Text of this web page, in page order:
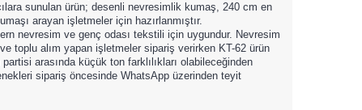
sunulan ürün; desenli nevresimlik kumaş, 240 cm en
arayan işletmeler için hazırlanmıştır.
nevresim ve genç odası tekstili için uygundur. Nevresim
toplu alım yapan işletmeler sipariş verirken KT-62 ürün
arasında küçük ton farklılıkları olabileceğinden
sipariş öncesinde WhatsApp üzerinden teyit